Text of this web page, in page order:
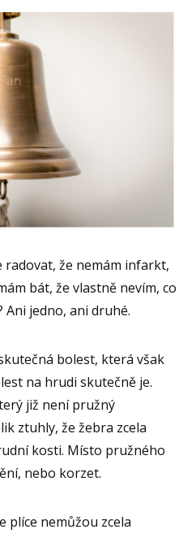
radovat, že nemám infarkt,
bát, že vlastně nevím, co
Ani jedno, ani druhé.
bolest, která však
na hrudi skutečně je.
již není pružný
ztuhly, že žebra zcela
kosti. Místo pružného
nebo korzet.
plíce nemůžou zcela